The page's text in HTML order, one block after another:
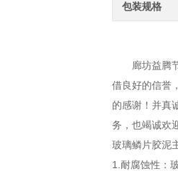
包装规格
廊坊益腾节
借良好的信誉
的感谢！并真
务，也竭诚欢
玻璃鳞片胶泥
1.耐腐蚀性：